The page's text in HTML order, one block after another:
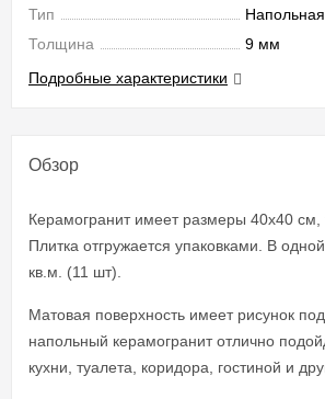
Тип
Толщина
9 мм
Подробные характеристики
Обзор
Керамогранит имеет размеры 40x40
Плитка отгружается упаковками. В
кв.м. (11 шт).
Матовая поверхность имеет рисунок
напольный керамогранит отлично
кухни, туалета, коридора, гостиной и